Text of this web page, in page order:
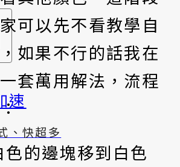
速
、快超多
可以先不看教學自
如果不行的話我在
套萬用解法，流程
色的邊塊移到白色